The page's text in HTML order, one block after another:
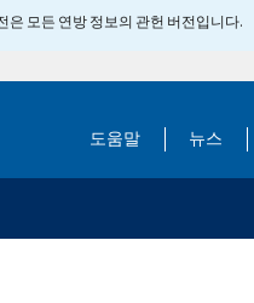
은 모든 연방 정보의 관헌 버전입니다.
도움말 뉴스